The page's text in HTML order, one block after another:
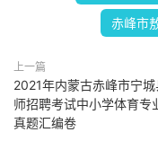
赤峰市
上一篇
2021年内蒙古赤峰市宁
师招聘考试中小学体育专
真题汇编卷